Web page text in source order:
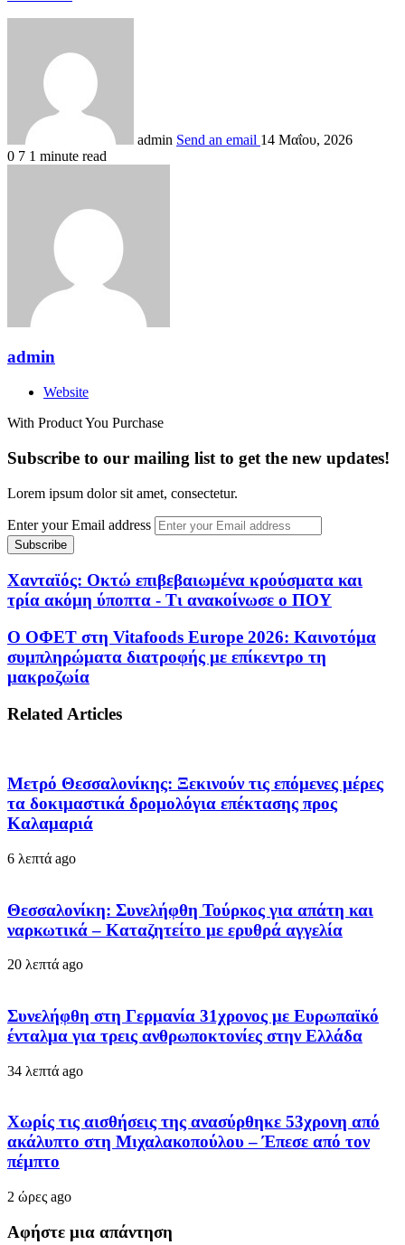
admin Send an email 14 Μαΐου, 2026
0 7 1 minute read
admin
Website
With Product You Purchase
Subscribe to our mailing list to get the new updates!
Lorem ipsum dolor sit amet, consectetur.
Enter your Email address
Χανταϊός: Οκτώ επιβεβαιωμένα κρούσματα και
τρία ακόμη ύποπτα - Τι ανακοίνωσε ο ΠΟΥ
Ο ΟΦΕΤ στη Vitafoods Europe 2026: Καινοτόμα
συμπληρώματα διατροφής με επίκεντρο τη
μακροζωία
Related Articles
Μετρό Θεσσαλονίκης: Ξεκινούν τις επόμενες μέρες
τα δοκιμαστικά δρομολόγια επέκτασης προς
Καλαμαριά
6 λεπτά ago
Θεσσαλονίκη: Συνελήφθη Τούρκος για απάτη και
ναρκωτικά – Καταζητείτο με ερυθρά αγγελία
20 λεπτά ago
Συνελήφθη στη Γερμανία 31χρονος με Ευρωπαϊκό
ένταλμα για τρεις ανθρωποκτονίες στην Ελλάδα
34 λεπτά ago
Χωρίς τις αισθήσεις της ανασύρθηκε 53χρονη από
ακάλυπτο στη Μιχαλακοπούλου – Έπεσε από τον
πέμπτο
2 ώρες ago
Αφήστε μια απάντηση